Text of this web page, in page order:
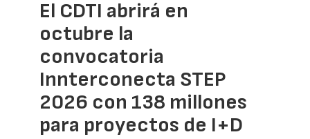
El CDTI abrirá en
octubre la
convocatoria
Innterconecta STEP
2026 con 138 millones
para proyectos de I+D